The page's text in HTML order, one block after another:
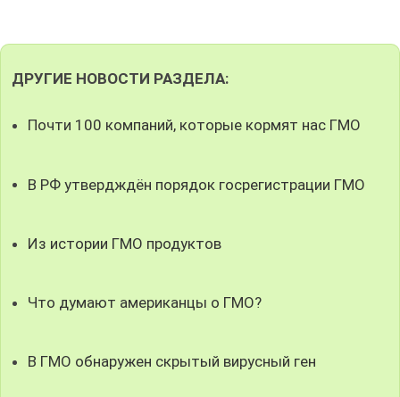
ДРУГИЕ НОВОСТИ РАЗДЕЛА:
Почти 100 компаний, которые кормят нас ГМО
В РФ утвердждён порядок госрегистрации ГМО
Из истории ГМО продуктов
Что думают американцы о ГМО?
В ГМО обнаружен скрытый вирусный ген